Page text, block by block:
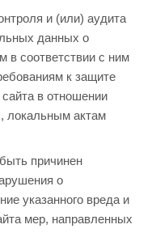
и (или) аудита
данных о
в соответствии с ним
к защите
в отношении
локальным актам
причинен
о
указанного вреда и
мер, направленных